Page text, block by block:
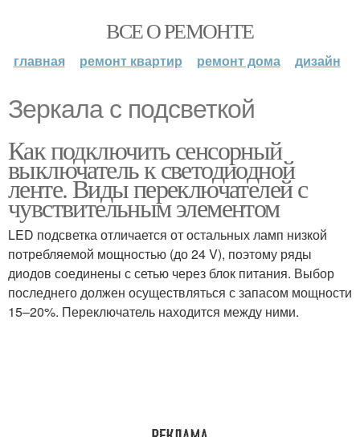
ВСЕ О РЕМОНТЕ
главная ремонт квартир ремонт дома дизайн
Зеркала с подсветкой
Как подключить сенсорный
выключатель к светодиодной
ленте. Виды переключателей с
чувствительным элементом
LED подсветка отличается от остальных ламп низкой
потребляемой мощностью (до 24 V), поэтому ряды
диодов соединены с сетью через блок питания. Выбор
последнего должен осуществляться с запасом мощности
15–20%. Переключатель находится между ними.